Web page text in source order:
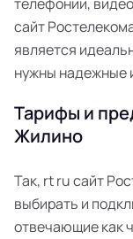
сайт
является
нужны надежные
Тарифы и
Жилино
Так, rt ru сайт
выбирать и
отвечающие как